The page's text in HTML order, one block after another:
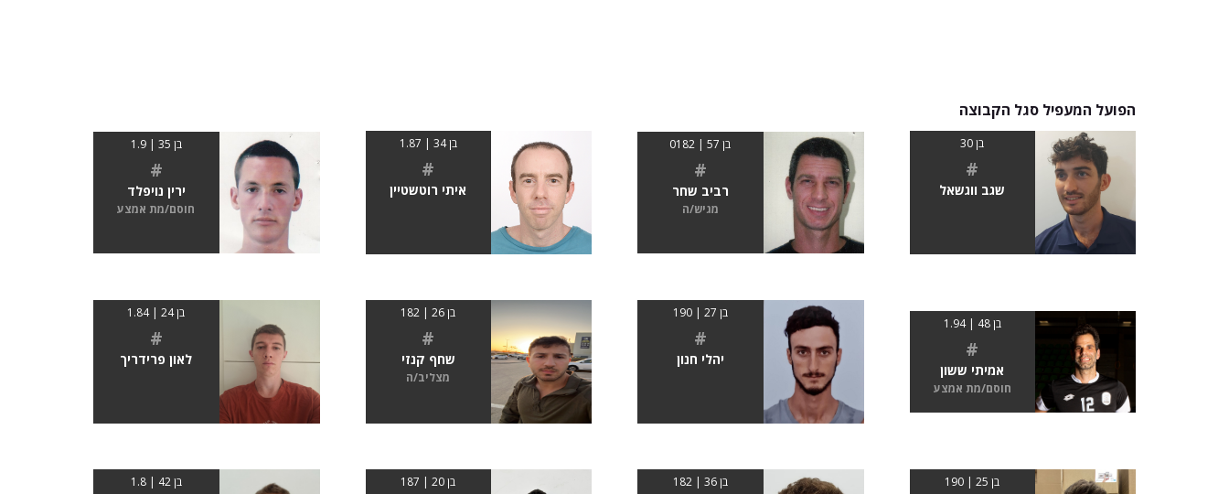
הפועל המעפיל סגל הקבוצה
בן 30
#
שגב ווגשאל
בן 57 | 0182
#
רביב שחר
מגיש/ה
בן 34 | 1.87
#
איתי רוטשטיין
בן 35 | 1.9
#
ירין נויפלד
חוסם/מת אמצע
בן 48 | 1.94
#
אמיתי ששון
חוסם/מת אמצע
בן 27 | 190
#
יהלי חנון
בן 26 | 182
#
שחף קנזי
מצליב/ה
בן 24 | 1.84
#
לאון פרידריך
בן 25 | 190 בן 36 | 182 בן 20 | 187 בן 42 | 1.8